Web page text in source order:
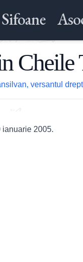
Sifoane
Cheile
versantul drept
ianuarie 2005.